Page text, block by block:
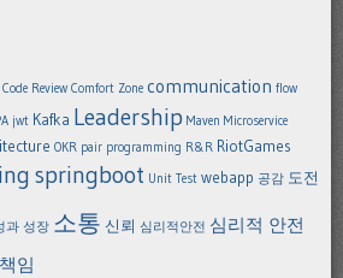
Code Review Comfort Zone communication flow
jwt Kafka Leadership Maven Microservice
OKR pair programming R&R RiotGames
springboot Unit Test webapp 공감 도전
과 성장 소통 신뢰 심리적안전 심리적 안전
책임